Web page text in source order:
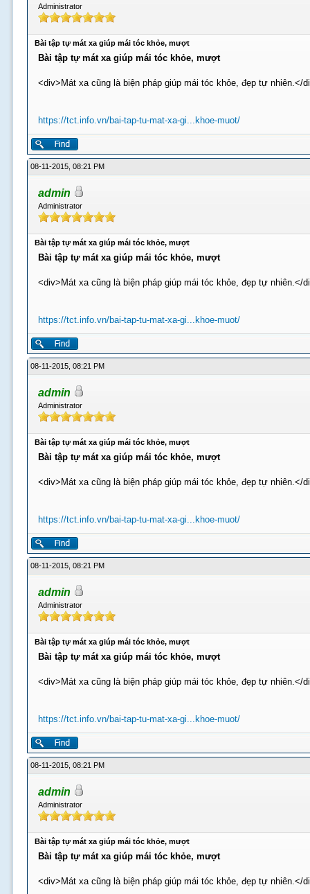
Administrator
Bài tập tự mát xa giúp mái tóc khỏe, mượt
Bài tập tự mát xa giúp mái tóc khỏe, mượt
<div>Mát xa cũng là biện pháp giúp mái tóc khỏe, đẹp tự nhiên.</
https://tct.info.vn/bai-tap-tu-mat-xa-gi...khoe-muot/
08-11-2015, 08:21 PM
admin
Administrator
Bài tập tự mát xa giúp mái tóc khỏe, mượt
Bài tập tự mát xa giúp mái tóc khỏe, mượt
<div>Mát xa cũng là biện pháp giúp mái tóc khỏe, đẹp tự nhiên.</
https://tct.info.vn/bai-tap-tu-mat-xa-gi...khoe-muot/
08-11-2015, 08:21 PM
admin
Administrator
Bài tập tự mát xa giúp mái tóc khỏe, mượt
Bài tập tự mát xa giúp mái tóc khỏe, mượt
<div>Mát xa cũng là biện pháp giúp mái tóc khỏe, đẹp tự nhiên.</
https://tct.info.vn/bai-tap-tu-mat-xa-gi...khoe-muot/
08-11-2015, 08:21 PM
admin
Administrator
Bài tập tự mát xa giúp mái tóc khỏe, mượt
Bài tập tự mát xa giúp mái tóc khỏe, mượt
<div>Mát xa cũng là biện pháp giúp mái tóc khỏe, đẹp tự nhiên.</
https://tct.info.vn/bai-tap-tu-mat-xa-gi...khoe-muot/
08-11-2015, 08:21 PM
admin
Administrator
Bài tập tự mát xa giúp mái tóc khỏe, mượt
Bài tập tự mát xa giúp mái tóc khỏe, mượt
<div>Mát xa cũng là biện pháp giúp mái tóc khỏe, đẹp tự nhiên.</